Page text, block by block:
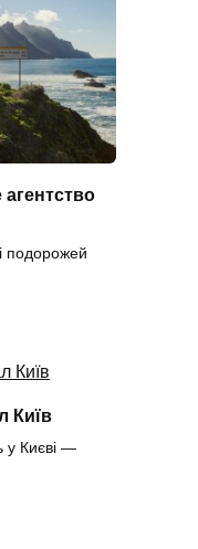
подорожей
Київ
у Києві —